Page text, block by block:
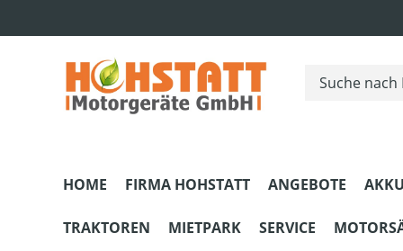
HOME FIRMA HOHSTATT ANGEBOTE
TRAKTOREN MIETPARK SERVICE